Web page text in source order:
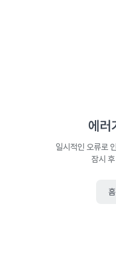
에러
일시적인 오류로
잠시